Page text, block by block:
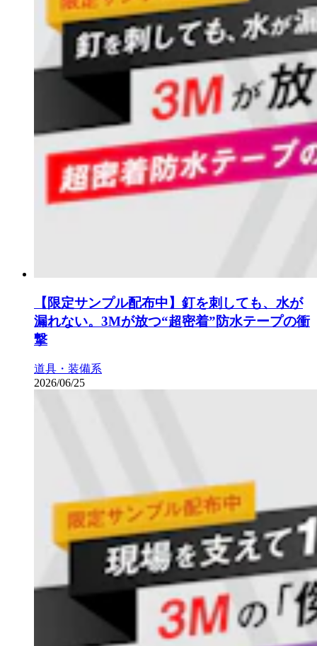
【限定サンプル配布中】釘を刺しても、水が
漏れない。3Mが放つ“超密着”防水テープの衝
撃
道具・装備系
2026/06/25